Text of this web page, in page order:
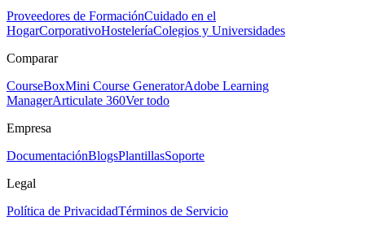
Proveedores de FormaciónCuidado en el
HogarCorporativoHosteleríaColegios y Universidades
Comparar
CourseBoxMini Course GeneratorAdobe Learning
ManagerArticulate 360Ver todo
Empresa
DocumentaciónBlogsPlantillasSoporte
Legal
Política de PrivacidadTérminos de Servicio